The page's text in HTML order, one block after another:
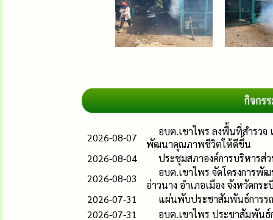
2026-08-07
อบต.เขาไพร ลงพื้นที่สำรวจ
พัฒนาคุณภาพชีวิตให้ดีขึ้น
2026-08-04
ประชุมสภาองค์การบริหาร
2026-08-03
อบต.เขาไพร จัดโครงการ
อ่าวนาง อำเภอเมือง จังหวัดกระ
2026-07-31
แผ่นพับประชาสัมพันธ์การร
2026-07-31
อบต.เขาไพร ประชาสัมพันธ์